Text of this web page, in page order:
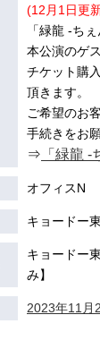
(12月1日更
「緑龍 -ち
本公演のゲ
チケット購
頂きます。
ご希望のお
手続きをお
⇒ 「緑龍
オフィスN
キョードー
キョードー
み】
2023年11